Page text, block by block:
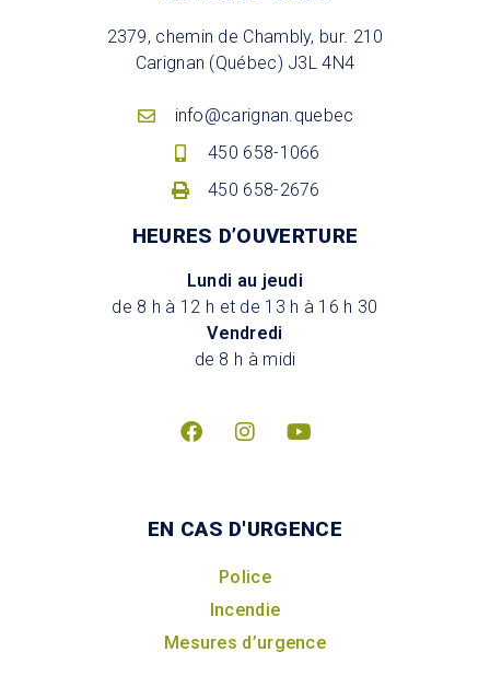
2379, chemin de Chambly, bur. 210
Carignan (Québec) J3L 4N4
info@carignan.quebec
450 658-1066
450 658-2676
HEURES D’OUVERTURE
Lundi au jeudi
de 8 h à 12 h et de 13 h à 16 h 30
Vendredi
de 8 h à midi
EN CAS D'URGENCE
Police
Incendie
Mesures d’urgence